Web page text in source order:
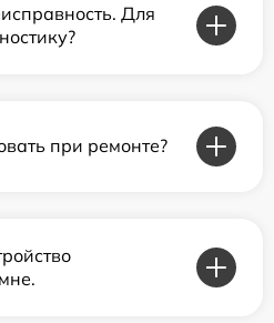
Для
при ремонте?